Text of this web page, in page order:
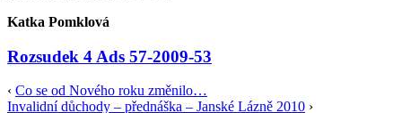
Katka Pomklová
Rozsudek 4 Ads 57-2009-53
‹ Co se od Nového roku změnilo…
Invalidní důchody – přednáška – Janské Lázně 2010 ›